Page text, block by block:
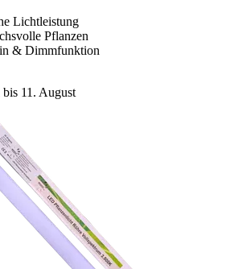
Lichtleistung
Pflanzen
& Dimmfunktion
11. August